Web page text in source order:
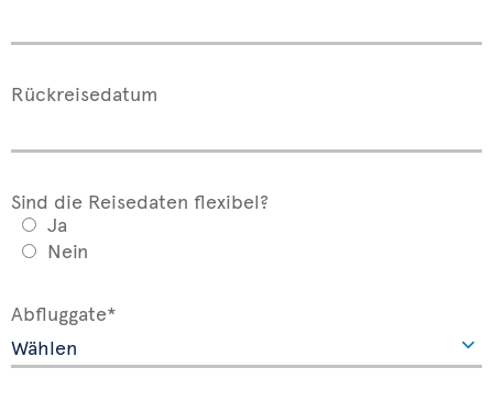
Rückreisedatum
Sind die Reisedaten flexibel?
Ja
Nein
Abfluggate*